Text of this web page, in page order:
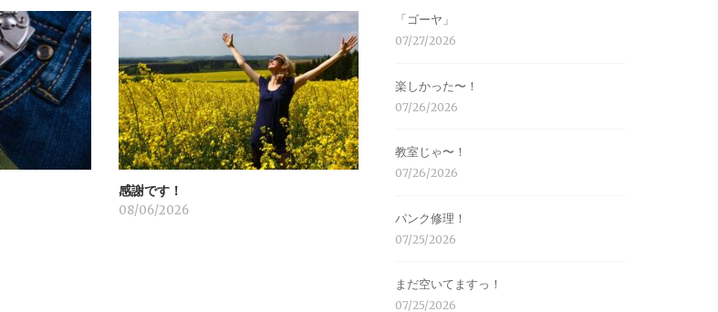
感謝です！
08/06/2026
「ゴーヤ」
07/27/2026
楽しかった〜！
07/26/2026
教室じゃ〜！
07/26/2026
パンク修理！
07/25/2026
まだ空いてますっ！
07/25/2026